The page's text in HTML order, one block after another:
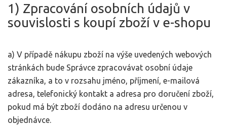
1) Zpracování osobních údajů v
souvislosti s koupí zboží v e-shopu
a) V případě nákupu zboží na výše uvedených webových
stránkách bude Správce zpracovávat osobní údaje
zákazníka, a to v rozsahu jméno, příjmení, e-mailová
adresa, telefonický kontakt a adresa pro doručení zboží,
pokud má být zboží dodáno na adresu určenou v
objednávce.